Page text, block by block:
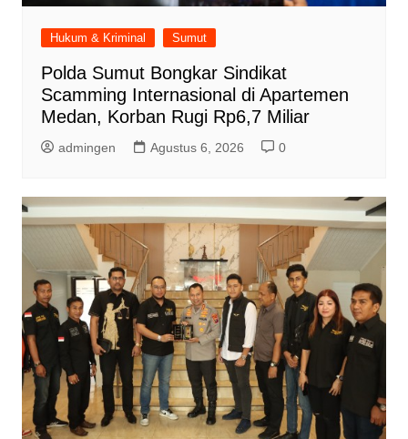
Hukum & Kriminal Sumut
Polda Sumut Bongkar Sindikat
Scamming Internasional di Apartemen
Medan, Korban Rugi Rp6,7 Miliar
admingen Agustus 6, 2026 0